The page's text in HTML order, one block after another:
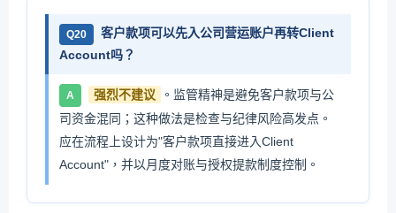
Q20
客户款项可以先入公司营运账户再转Client
Account吗？
A 强烈不建议
。监管精神是避免客户款项与公
司资金混同；这种做法是检查与纪律风险高发点。
应在流程上设计为"客户款项直接进入Client
Account"，并以月度对账与授权提款制度控制。